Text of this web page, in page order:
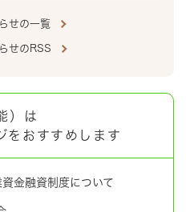
せの一覧
せのRSS
）は
をおすすめします
金融資制度について